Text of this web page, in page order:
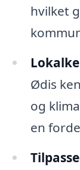
hvilket
Ødis
og
en